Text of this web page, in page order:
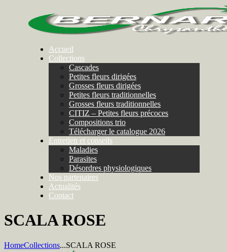
Accueil
Collections
Cascades
Petites fleurs dirigées
Grosses fleurs dirigées
Petites fleurs traditionnelles
Grosses fleurs traditionnelles
CITIZ – Petites fleurs précoces
Compositions trio
Télécharger le catalogue 2026
Entretien et conseils
Maladies
Parasites
Désordres physiologiques
Nos partenaires
Actualités
Contact
SCALA ROSE
HomeCollections...SCALA ROSE